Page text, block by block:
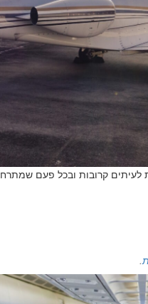
קרובות ובכל פעם
.